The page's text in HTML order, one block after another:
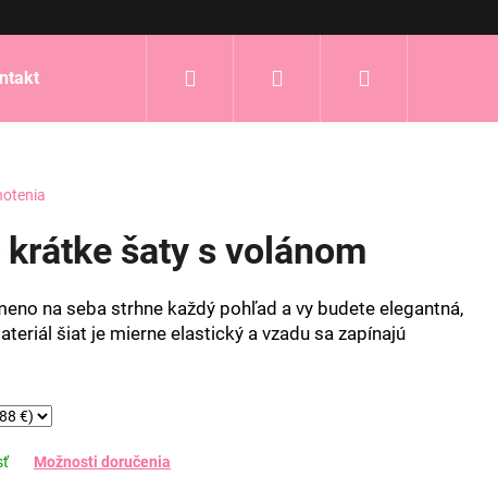
Prihlásenie
šaty s volánom
na seba strhne každý pohľad a vy budete elegantná,
šiat je mierne elastický a vzadu sa zapínajú
Možnosti doručenia